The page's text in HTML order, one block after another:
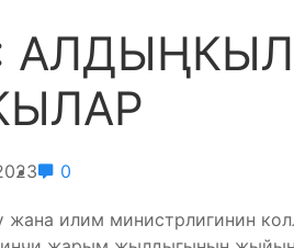
0
жана илим министрлигинин